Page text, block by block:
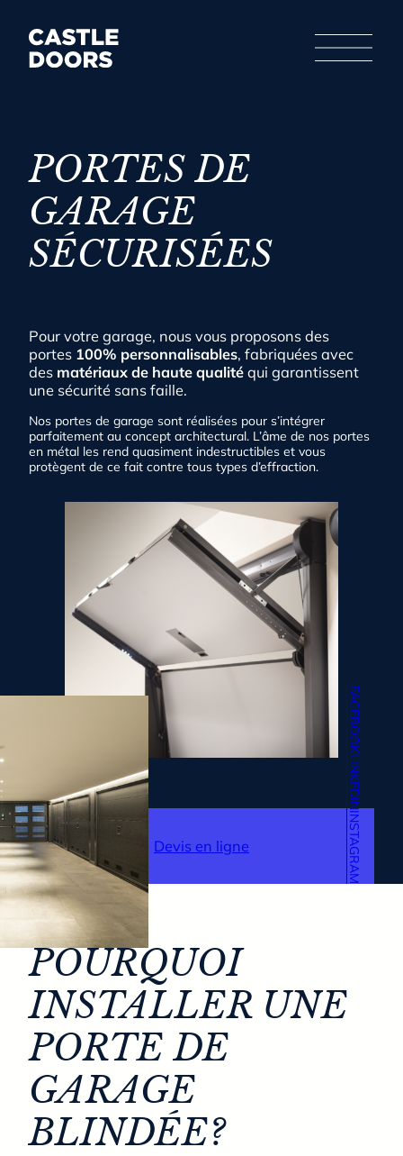
contenu
PORTES DE
GARAGE
SÉCURISÉES
Pour votre garage, nous vous proposons des
portes 100% personnalisables, fabriquées avec
des matériaux de haute qualité qui garantissent
une sécurité sans faille.
Nos portes de garage sont réalisées pour s’intégrer
parfaitement au concept architectural. L’âme de nos portes
en métal les rend quasiment indestructibles et vous
protègent de ce fait contre tous types d’effraction.
Devis en ligne
FACEBOOK
LINKEDIN
INSTAGRAM
POURQUOI
INSTALLER UNE
PORTE DE
GARAGE
BLINDÉE?